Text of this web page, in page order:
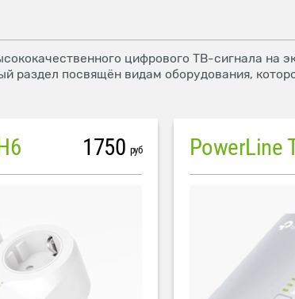
цифрового ТВ-сигнала на
раздел посвящён видам оборудования,
1750 руб PowerLine